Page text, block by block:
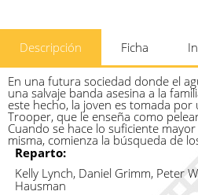
Descripción Ficha
En una futura sociedad donde el
una salvaje banda asesina a la
este hecho, la joven es tomada
Trooper, que le enseña como
Cuando se hace lo suficiente
misma, comienza la búsqueda de
Reparto:
Kelly Lynch, Daniel Grimm, Peter
Hausman